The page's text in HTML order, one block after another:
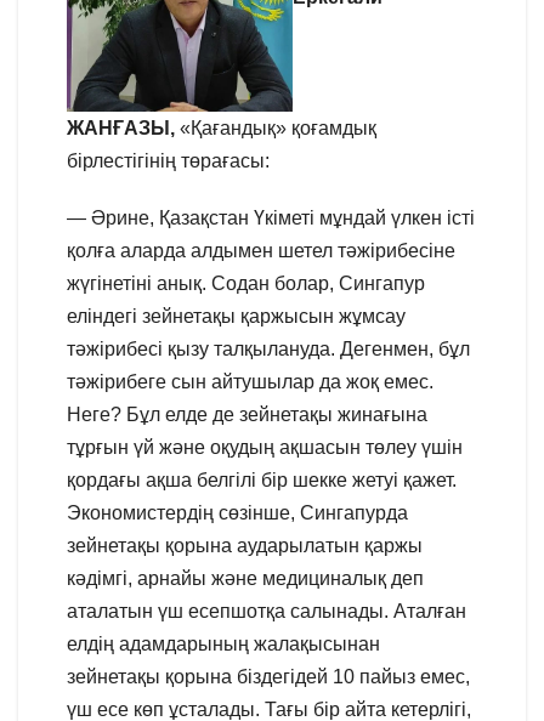
ЖАНҒАЗЫ, «Қағандық» қоғамдық
бірлестігінің төрағасы:
— Әрине, Қазақстан Үкіметі мұндай үлкен істі
қолға аларда алдымен шетел тәжірибесіне
жүгінетіні анық. Содан болар, Сингапур
еліндегі зейнетақы қаржысын жұмсау
тәжірибесі қызу талқылануда. Дегенмен, бұл
тәжірибеге сын айтушылар да жоқ емес.
Неге? Бұл елде де зейнетақы жинағына
тұрғын үй және оқудың ақшасын төлеу үшін
қордағы ақша белгілі бір шекке жетуі қажет.
Экономистердің сөзінше, Сингапурда
зейнетақы қорына аударылатын қаржы
кәдімгі, арнайы және медициналық деп
аталатын үш есепшотқа салынады. Аталған
елдің адамдарының жалақысынан
зейнетақы қорына біздегідей 10 пайыз емес,
үш есе көп ұсталады. Тағы бір айта кетерлігі,